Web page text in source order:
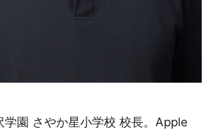
学園 さやか星小学校 校長。Apple